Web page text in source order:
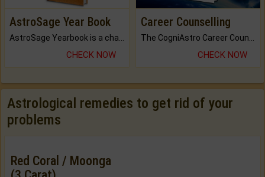
AstroSage Year Book
AstroSage Yearbook is a channel to fulfill your dreams and destiny.
CHECK NOW
Career Counselling
The CogniAstro Career Counselling Report is the most comprehensive report available on this topic.
CHECK NOW
Astrological remedies to get rid of your
problems
Red Coral / Moonga